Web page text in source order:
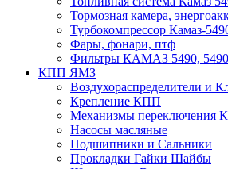
Тормозная камера,
Турбокомпрессор Камаз-
Фары, фонари, птф
Фильтры КАМАЗ 5490,
КПП ЯМЗ
Воздухораспределители и
Крепление КПП
Механизмы переключения
Насосы масляные
Подшипники и Сальники
Прокладки Гайки Шайбы